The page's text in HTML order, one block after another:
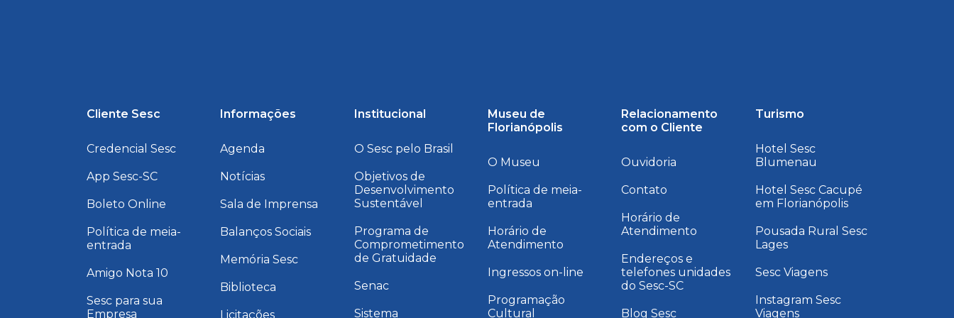
Cliente Sesc
Credencial Sesc
App Sesc-SC
Boleto Online
Política de meia-
entrada
Amigo Nota 10
Sesc para sua
Empresa
Informações
Agenda
Notícias
Sala de Imprensa
Balanços Sociais
Memória Sesc
Biblioteca
Licitações
Institucional
O Sesc pelo Brasil
Objetivos de
Desenvolvimento
Sustentável
Programa de
Comprometimento
de Gratuidade
Senac
Sistema
Museu de
Florianópolis
O Museu
Política de meia-
entrada
Horário de
Atendimento
Ingressos on-line
Programação
Cultural
Relacionamento
com o Cliente
Ouvidoria
Contato
Horário de
Atendimento
Endereços e
telefones unidades
do Sesc-SC
Blog Sesc
Turismo
Hotel Sesc
Blumenau
Hotel Sesc Cacupé
em Florianópolis
Pousada Rural Sesc
Lages
Sesc Viagens
Instagram Sesc
Viagens